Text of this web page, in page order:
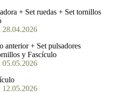
+ Set ruedas + Set tornillos
28.04.2026
anterior + Set pulsadores
y Fascículo
05.05.2026
12.05.2026